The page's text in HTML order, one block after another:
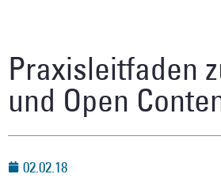
Praxisleitfaden
und Open
02.02.18